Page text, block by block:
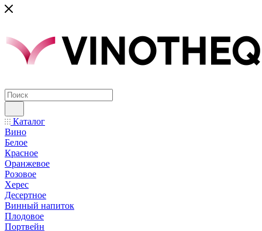
Каталог
Вино
Белое
Красное
Оранжевое
Розовое
Херес
Десертное
Винный напиток
Плодовое
Портвейн